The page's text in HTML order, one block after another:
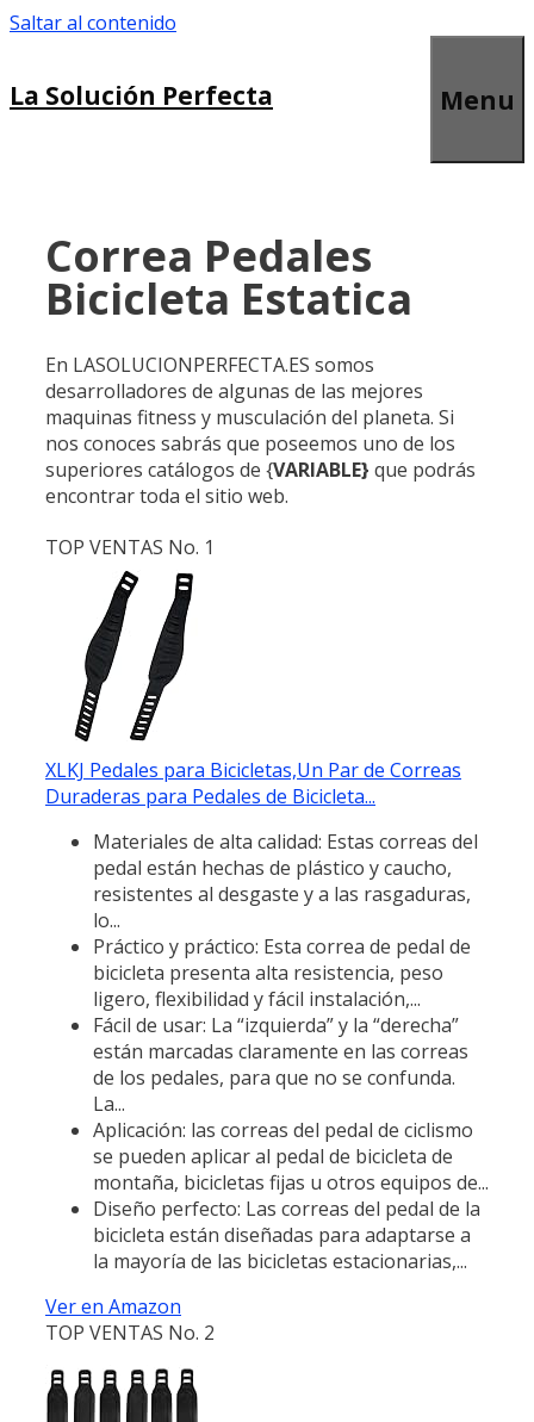
Saltar al contenido
La Solución Perfecta Menu
Correa Pedales
Bicicleta Estatica
En LASOLUCIONPERFECTA.ES somos
desarrolladores de algunas de las mejores
maquinas fitness y musculación del planeta. Si
nos conoces sabrás que poseemos uno de los
superiores catálogos de {VARIABLE} que podrás
encontrar toda el sitio web.
TOP VENTAS No. 1
XLKJ Pedales para Bicicletas,Un Par de Correas
Duraderas para Pedales de Bicicleta...
Materiales de alta calidad: Estas correas del
pedal están hechas de plástico y caucho,
resistentes al desgaste y a las rasgaduras,
lo...
Práctico y práctico: Esta correa de pedal de
bicicleta presenta alta resistencia, peso
ligero, flexibilidad y fácil instalación,...
Fácil de usar: La “izquierda” y la “derecha”
están marcadas claramente en las correas
de los pedales, para que no se confunda.
La...
Aplicación: las correas del pedal de ciclismo
se pueden aplicar al pedal de bicicleta de
montaña, bicicletas fijas u otros equipos de...
Diseño perfecto: Las correas del pedal de la
bicicleta están diseñadas para adaptarse a
la mayoría de las bicicletas estacionarias,...
Ver en Amazon
TOP VENTAS No. 2